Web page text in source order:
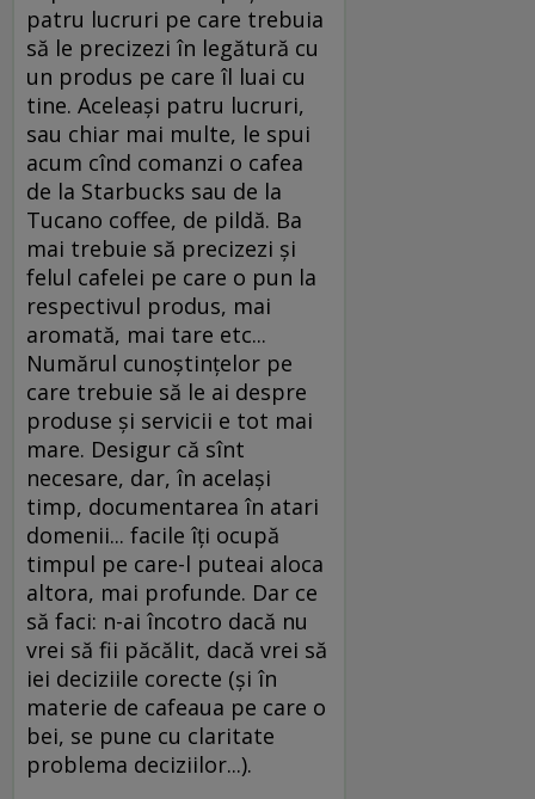
patru lucruri pe care trebuia
să le precizezi în legătură cu
un produs pe care îl luai cu
tine. Aceleaşi patru lucruri,
sau chiar mai multe, le spui
acum cînd comanzi o cafea
de la Starbucks sau de la
Tucano coffee, de pildă. Ba
mai trebuie să precizezi şi
felul cafelei pe care o pun la
respectivul produs, mai
aromată, mai tare etc...
Numărul cunoştinţelor pe
care trebuie să le ai despre
produse şi servicii e tot mai
mare. Desigur că sînt
necesare, dar, în acelaşi
timp, documentarea în atari
domenii... facile îţi ocupă
timpul pe care-l puteai aloca
altora, mai profunde. Dar ce
să faci: n-ai încotro dacă nu
vrei să fii păcălit, dacă vrei să
iei deciziile corecte (şi în
materie de cafeaua pe care o
bei, se pune cu claritate
problema deciziilor...).